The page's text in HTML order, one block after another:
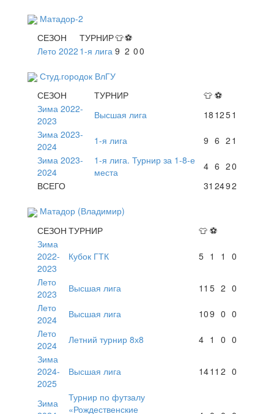
Матадор-2
СЕЗОН
ТУРНИР👕⚽
Лето 2022 1-я лига 9 2 00
Студ.городок ВлГУ
СЕЗОН
ТУРНИР 👕 ⚽
Зима 2022-
2023
Высшая лига 18 1251
Зима 2023-
2024
1-я лига 9 6 2 1
Зима 2023-
2024
1-я лига. Турнир за 1-8-е
места
4 6 20
ВСЕГО
31 2492
Матадор (Владимир)
СЕЗОН ТУРНИР 👕 ⚽
Зима
2022-
2023
Кубок ГТК 5 1 1 0
Лето
2023
Высшая лига 11 5 2 0
Лето
2024
Высшая лига 109 0 0
Лето
2024
Летний турнир 8х8 4 1 0 0
Зима
2024-
2025
Высшая лига 1411 2 0
Зима
Турнир по футзалу
«Рождественские